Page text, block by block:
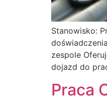
Stanowisko:
zespole
dojazd do
Praca